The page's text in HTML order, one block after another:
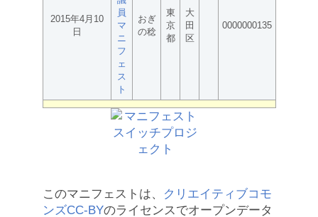
2015年4月10
日
員
マ
ニ
フ
ェ
ス
ト
おぎ
の稔
東
京
都
大
田
区
0000000135
このマニフェストは、
クリエイティブコモ
ンズCC-BYのライセンスでオープンデータ